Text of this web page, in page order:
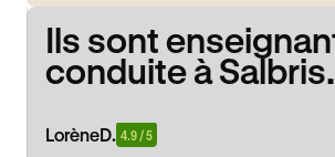
Ils sont
conduite à Salbris.
LorèneD. 4.9 / 5